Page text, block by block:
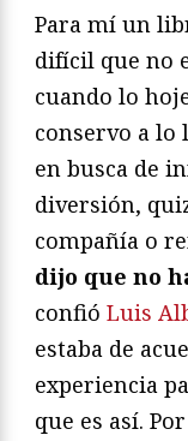
Para mí un
difícil que no
cuando lo
conservo a lo
en busca de
diversión,
compañía o
dijo que no
confió Luis
estaba de
experiencia
que es así.